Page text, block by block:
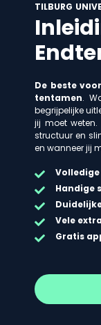
TILBURG
De beste
tentamen.
begrijpelijke
jij moet weten.
structuur en
en wanneer jij
Handige
Vele
Gratis